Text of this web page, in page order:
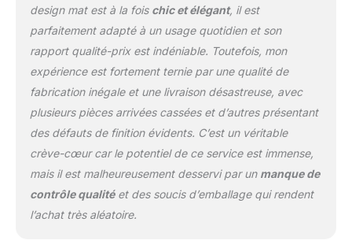
porcelaine et est donc
plus tendre. Une couche
de glaçure rend la
faïence plus solide et
moins sujette aux
rayures. BOLS ET
ASSIETTES NEUTRES -
Le service de table pour
8 personnes présente
une couleur blanche, une
forme ronde et une
apparence neutre. Ainsi,
design mat est à la fois chic et élégant, il est
parfaitement adapté à un usage quotidien et son
rapport qualité-prix est indéniable. Toutefois, mon
expérience est fortement ternie par une qualité de
fabrication inégale et une livraison désastreuse, avec
plusieurs pièces arrivées cassées et d’autres présentant
des défauts de finition évidents. C’est un véritable
crève-cœur car le potentiel de ce service est immense,
mais il est malheureusement desservi par un manque de
contrôle qualitéet des soucis d’emballage qui rendent
l’achat très aléatoire.